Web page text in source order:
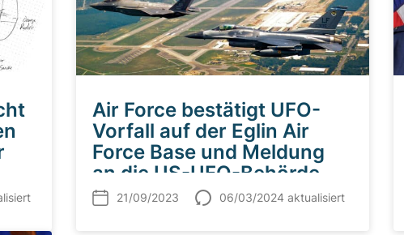
Air Force bestätigt UFO-
Vorfall auf der Eglin Air
Force Base und Meldung
an die US-UFO-Behörde
AARO
21/09/2023 06/03/2024 aktualisiert